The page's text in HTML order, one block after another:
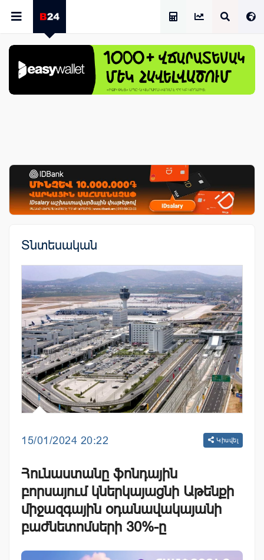
Տնտեսական
15/01/2024 20:22 Կիսվել
Հունաստանը ֆոնդային
բորսայում կներկայացնի Աթենքի
միջազգային օդանավակայանի
բաժնետոմսերի 30%-ը